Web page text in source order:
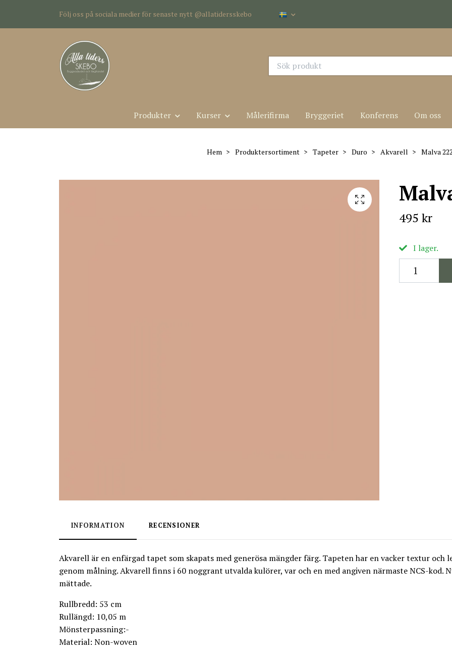
Följ oss på sociala medier för senaste nytt @allatidersskebo
Produkter Kurser Målerifirma Bryggeriet Konferens Om oss
Hem Produktersortiment Tapeter Duro Akvarell Malva
495 kr
I lager.
INFORMATION RECENSIONER
Akvarell är en enfärgad tapet som skapats med generösa mängder färg. Tapeten har en vacker textur och
genom målning. Akvarell finns i 60 noggrant utvalda kulörer, var och en med angiven närmaste NCS-kod.
mättade.
Rullbredd: 53 cm
Rullängd: 10,05 m
Mönsterpassning:-
Material: Non-woven